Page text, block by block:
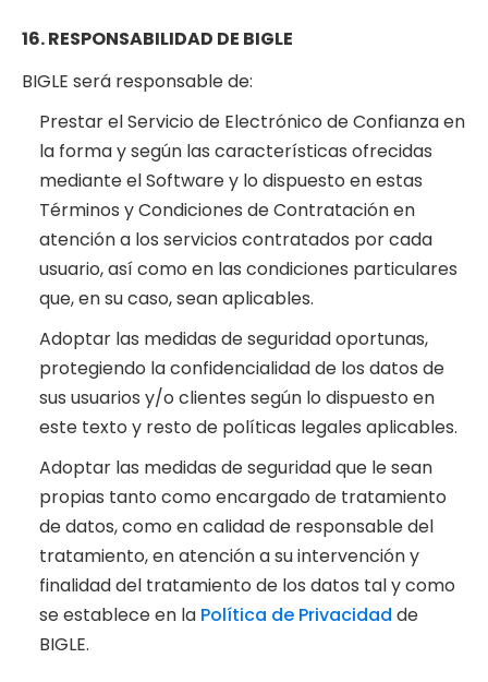
16. RESPONSABILIDAD DE BIGLE
BIGLE será responsable de:
Prestar el Servicio de Electrónico de Confianza en
la forma y según las características ofrecidas
mediante el Software y lo dispuesto en estas
Términos y Condiciones de Contratación en
atención a los servicios contratados por cada
usuario, así como en las condiciones particulares
que, en su caso, sean aplicables.
Adoptar las medidas de seguridad oportunas,
protegiendo la confidencialidad de los datos de
sus usuarios y/o clientes según lo dispuesto en
este texto y resto de políticas legales aplicables.
Adoptar las medidas de seguridad que le sean
propias tanto como encargado de tratamiento
de datos, como en calidad de responsable del
tratamiento, en atención a su intervención y
finalidad del tratamiento de los datos tal y como
se establece en la Política de Privacidad de
BIGLE.